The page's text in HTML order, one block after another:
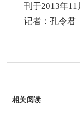
刊于2013年11
记者：孔令君
相关阅读